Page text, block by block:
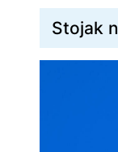
Stojak